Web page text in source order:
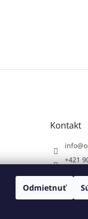
Odmietnuť
Kontakt
info@
+421
com/